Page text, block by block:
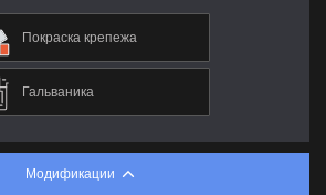
Покраска крепежа
Гальваника
Модификации